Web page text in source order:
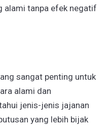
alami tanpa efek negatif
sangat penting untuk
alami dan
jenis-jenis jajanan
yang lebih bijak